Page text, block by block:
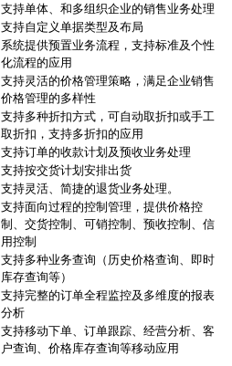
支持单体、和多组织企业的销售业务处理
支持自定义单据类型及布局
系统提供预置业务流程，支持标准及个性
化流程的应用
支持灵活的价格管理策略，满足企业销售
价格管理的多样性
支持多种折扣方式，可自动取折扣或手工
取折扣，支持多折扣的应用
支持订单的收款计划及预收业务处理
支持按交货计划安排出货
支持灵活、简捷的退货业务处理。
支持面向过程的控制管理，提供价格控
制、交货控制、可销控制、预收控制、信
用控制
支持多种业务查询（历史价格查询、即时
库存查询等）
支持完整的订单全程监控及多维度的报表
分析
支持移动下单、订单跟踪、经营分析、客
户查询、价格库存查询等移动应用